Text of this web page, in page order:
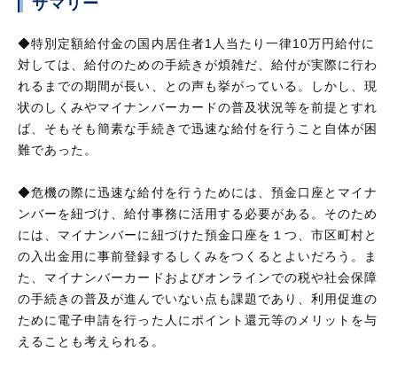
サマリー
◆特別定額給付金の国内居住者1人当たり一律10万円給付に
対しては、給付のための手続きが煩雑だ、給付が実際に行わ
れるまでの期間が長い、との声も挙がっている。しかし、現
状のしくみやマイナンバーカードの普及状況等を前提とすれ
ば、そもそも簡素な手続きで迅速な給付を行うこと自体が困
難であった。
◆危機の際に迅速な給付を行うためには、預金口座とマイナ
ンバーを紐づけ、給付事務に活用する必要がある。そのため
には、マイナンバーに紐づけた預金口座を１つ、市区町村と
の入出金用に事前登録するしくみをつくるとよいだろう。ま
た、マイナンバーカードおよびオンラインでの税や社会保障
の手続きの普及が進んでいない点も課題であり、利用促進の
ために電子申請を行った人にポイント還元等のメリットを与
えることも考えられる。